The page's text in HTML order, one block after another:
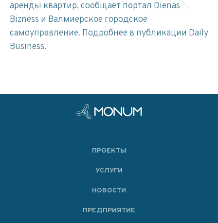
аренды квартир, сообщает портал Dienas
Bizness и Валмиерское городское
самоуправление. Подробнее в публикации Daily
Business.
ПРОЕКТЫ
УСЛУГИ
НОВОСТИ
ПРЕДПРИЯТИЕ